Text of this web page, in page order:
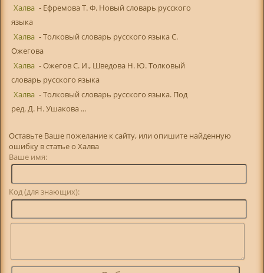
Халва - Ефремова Т. Ф. Новый словарь русского
языка
Халва - Толковый словарь русского языка С.
Ожегова
Халва - Ожегов С. И., Шведова Н. Ю. Толковый
словарь русского языка
Халва - Толковый словарь русского языка. Под
ред. Д. Н. Ушакова ...
Оставьте Ваше пожелание к сайту, или опишите найденную
ошибку в статье о Халва
Ваше имя:
Код (для знающих):